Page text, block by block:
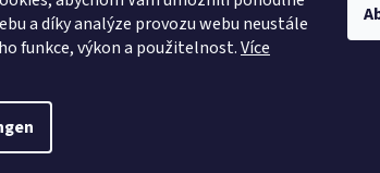
a díky analýze provozu webu neustále
funkce, výkon a použitelnost.Více